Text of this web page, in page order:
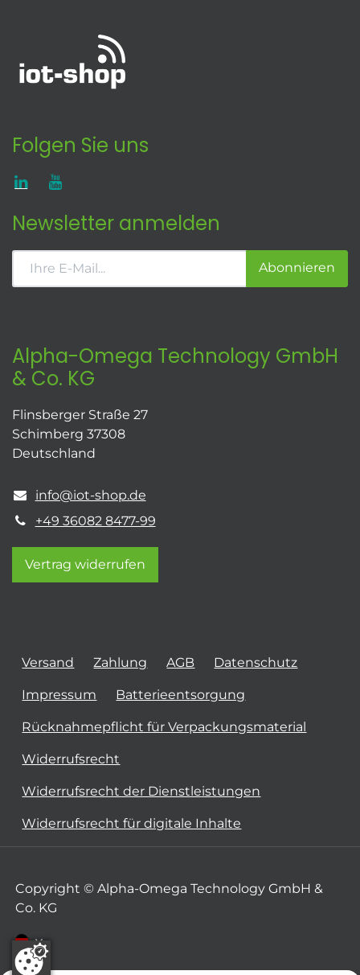
Folgen Sie uns
Newsletter anmelden
Abonnieren
Alpha-Omega Technology GmbH
& Co. KG
Flinsberger Straße 27
Schimberg 37308
Deutschland
info@iot-shop.de
+49 36082 8477-99
Vertrag widerrufen
Versand Zahlung AGB Datenschutz
Impressum Batterieentsorgung
Rücknahmepflicht für Verpackungsmaterial
Widerrufsrecht
Widerrufsrecht der Dienstleistungen
Widerrufsrecht für digitale Inhalte
Copyright © Alpha-Omega Technology GmbH &
Co. KG